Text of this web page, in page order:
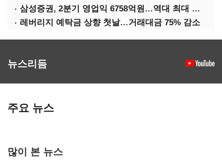
삼성증권, 2분기 영업익 6758억원…역대 최대 경신
레버리지 예탁금 상향 첫날…거래대금 75% 감소
뉴스리듬
주요 뉴스
많이 본 뉴스